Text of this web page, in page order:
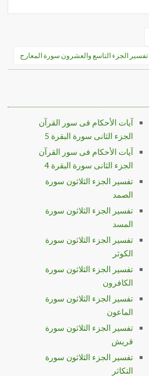
تفسير الجزء التاسع والعشرون سورة المعارج
آيات الأحكام فى سور القرآن
الجزء الثانى سورة البقرة 5
آيات الأحكام فى سور القرآن
الجزء الثانى سورة البقرة 4
تفسير الجزء الثلاثون سورة
الصمد
تفسير الجزء الثلاثون سورة
المسد
تفسير الجزء الثلاثون سورة
الكوثر
تفسير الجزء الثلاثون سورة
الكافرون
تفسير الجزء الثلاثون سورة
الماعون
تفسير الجزء الثلاثون سورة
قريش
تفسير الجزء الثلاثون سورة
التكاثر